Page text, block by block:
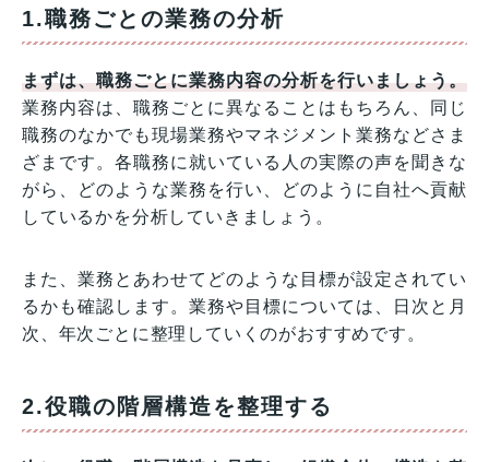
1.職務ごとの業務の分析
まずは、職務ごとに業務内容の分析を行いましょう。
業務内容は、職務ごとに異なることはもちろん、同じ
職務のなかでも現場業務やマネジメント業務などさま
ざまです。各職務に就いている人の実際の声を聞きな
がら、どのような業務を行い、どのように自社へ貢献
しているかを分析していきましょう。
また、業務とあわせてどのような目標が設定されてい
るかも確認します。業務や目標については、日次と月
次、年次ごとに整理していくのがおすすめです。
2.役職の階層構造を整理する